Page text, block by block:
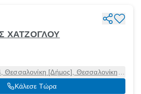
ΧΑΤΖΟΓΛΟΥ
Θεσσαλονίκη [Δήμος], Θεσσαλονίκη,
54631
Κάλεσε Τώρα